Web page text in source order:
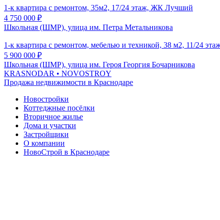
1-к квартира с ремонтом, 35м2, 17/24 этаж, ЖК Лучший
4 750 000 ₽
Школьная (ШМР), улица им. Петра Метальникова
1-к квартира с ремонтом, мебелью и техникой, 38 м2, 11/24
5 900 000 ₽
Школьная (ШМР), улица им. Героя Георгия Бочарникова
KRASNODAR • NOVOSTROY
Продажа недвижимости в Краснодаре
Новостройки
Коттеджные посёлки
Вторичное жилье
Дома и участки
Застройщики
О компании
НовоСтрой в Краснодаре